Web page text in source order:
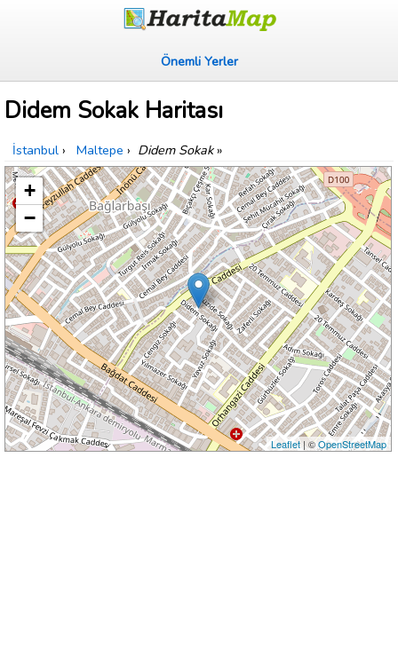
Önemli Yerler
Didem Sokak Haritası
İstanbul › Maltepe › Didem Sokak»
+
−
Leaflet| ©OpenStreetMap